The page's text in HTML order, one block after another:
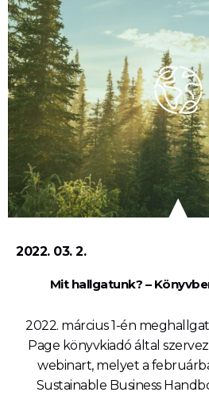
2022. 03. 2.
Mit hallgatunk? –
2022. március 1-én
Page könyvkiadó által
webinart, melyet a
Sustainable Business